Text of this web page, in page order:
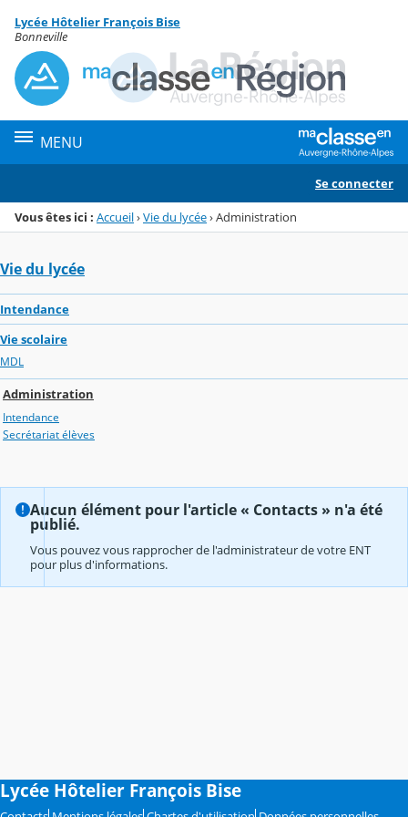
Menu de la rubrique
Contenu
Lycée Hôtelier François Bise
Bonneville
MENU
Se connecter
Vous êtes ici : Accueil›Vie du lycée›Administration
Vie du lycée
Intendance
Vie scolaire
MDL
Administration
Intendance
Secrétariat élèves
Aucun élément pour l'article « Contacts » n'a été
publié.
Vous pouvez vous rapprocher de l'administrateur de votre ENT
pour plus d'informations.
Lycée Hôtelier François Bise